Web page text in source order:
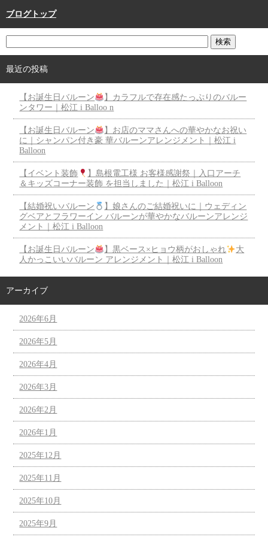
ブログトップ
最近の投稿
【お誕生日バルーン
】カラフルで存在感たっぷりのバルー
ンタワー｜松江 i Balloo n
【お誕生日バルーン
】お店のママさんへの華やかなお祝い
に｜シャンパン付き豪 華バルーンアレンジメント｜松江 i
Balloon
【イベント装飾
】島根電工様 お客様感謝祭｜入口アーチ
＆キッズコーナー装飾 を担当しました｜松江 i Balloon
【結婚祝いバルーン
】娘さんのご結婚祝いに｜ウェディン
グベアとフラワーイン バルーンが華やかなバルーンアレンジ
メント｜松江 i Balloon
【お誕生日バルーン 】黒ベース×ヒョウ柄がおしゃれ
大
人かっこいいバルーン アレンジメント｜松江 i Balloon
アーカイブ
2026年6月
2026年5月
2026年4月
2026年3月
2026年2月
2026年1月
2025年12月
2025年11月
2025年10月
2025年9月